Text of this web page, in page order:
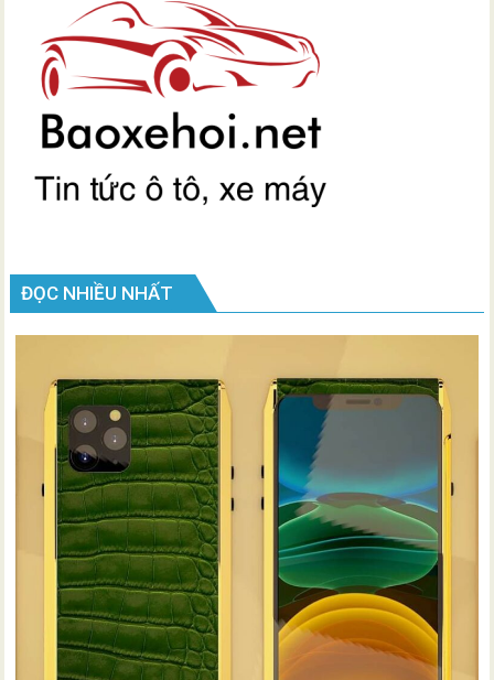
ĐỌC NHIỀU NHẤT